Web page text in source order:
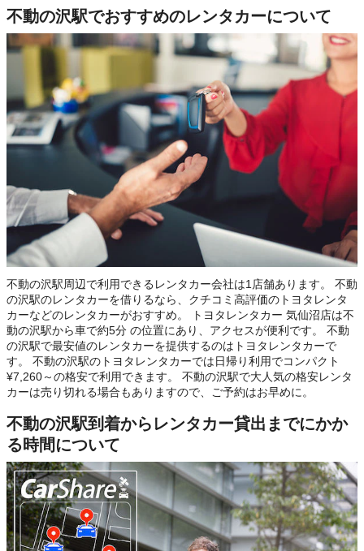
不動の沢駅でおすすめのレンタカーについて
不動の沢駅周辺で利用できるレンタカー会社は1店舗あります。 不動
の沢駅のレンタカーを借りるなら、クチコミ高評価のトヨタレンタ
カーなどのレンタカーがおすすめ。 トヨタレンタカー 気仙沼店は不
動の沢駅から車で約5分 の位置にあり、アクセスが便利です。 不動
の沢駅で最安値のレンタカーを提供するのはトヨタレンタカーで
す。 不動の沢駅のトヨタレンタカーでは日帰り利用でコンパクト
¥7,260～の格安で利用できます。 不動の沢駅で大人気の格安レンタ
カーは売り切れる場合もありますので、ご予約はお早めに。
不動の沢駅到着からレンタカー貸出までにかか
る時間について